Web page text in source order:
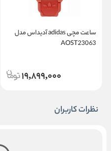
ساعت مچی adidas آدیداس مدل
AOST23063
19,899,000
نظرات کاربران